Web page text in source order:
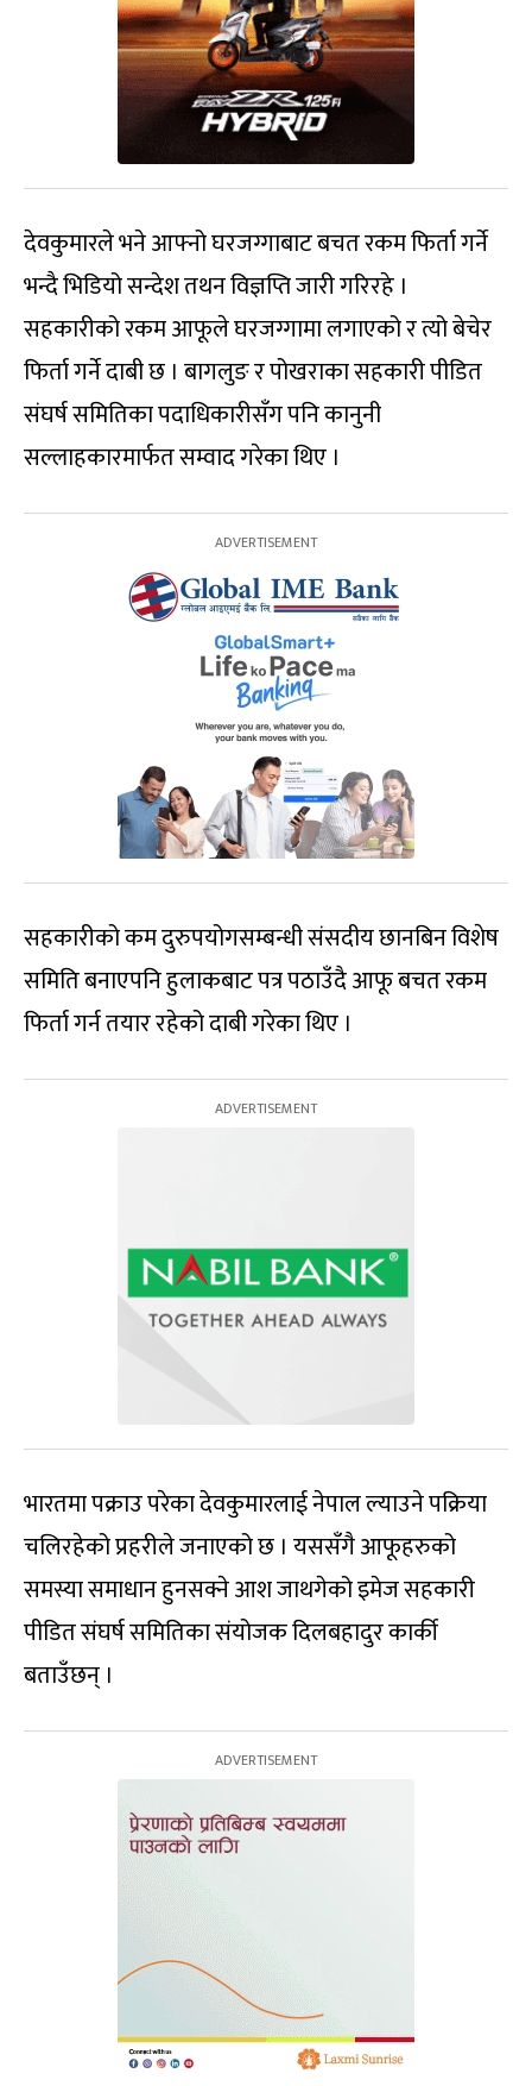
देवकुमारले भने आफ्नो घरजग्गाबाट बचत रकम फिर्ता गर्ने
भन्दै भिडियो सन्देश तथन विज्ञप्ति जारी गरिरहे ।
सहकारीको रकम आफूले घरजग्गामा लगाएको र त्यो बेचेर
फिर्ता गर्ने दाबी छ । बागलुङ र पोखराका सहकारी पीडित
संघर्ष समितिका पदाधिकारीसँग पनि कानुनी
सल्लाहकारमार्फत सम्वाद गरेका थिए ।
सहकारीको कम दुरुपयोगसम्बन्धी संसदीय छानबिन विशेष
समिति बनाएपनि हुलाकबाट पत्र पठाउँदै आफू बचत रकम
फिर्ता गर्न तयार रहेको दाबी गरेका थिए ।
भारतमा पक्राउ परेका देवकुमारलाई नेपाल ल्याउने पक्रिया
चलिरहेको प्रहरीले जनाएको छ । यससँगै आफूहरुको
समस्या समाधान हुनसक्ने आश जाथगेको इमेज सहकारी
पीडित संघर्ष समितिका संयोजक दिलबहादुर कार्की
बताउँछन् ।